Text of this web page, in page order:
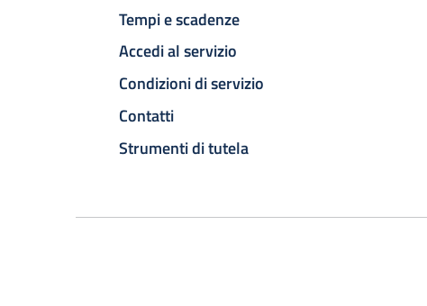
Tempi e scadenze
Accedi al servizio
Condizioni di servizio
Contatti
Strumenti di tutela